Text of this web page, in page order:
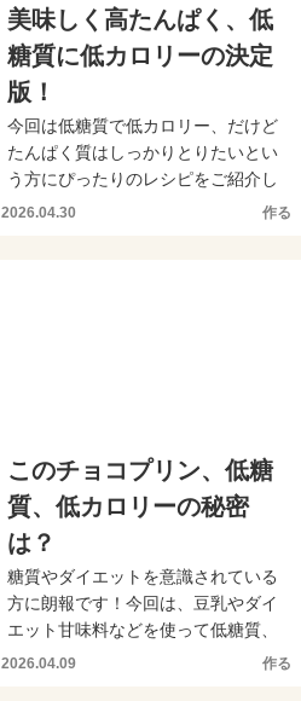
美味しく高たんぱく、低
糖質に低カロリーの決定
版！
今回は低糖質で低カロリー、だけど
たんぱく質はしっかりとりたいとい
う方にぴったりのレシピをご紹介し
ます。香味野菜の風味や味...
2026.04.30 作る
このチョコプリン、低糖
質、低カロリーの秘密
は？
糖質やダイエットを意識されている
方に朗報です！今回は、豆乳やダイ
エット甘味料などを使って低糖質、
低カロリーのチョコプリン...
2026.04.09 作る